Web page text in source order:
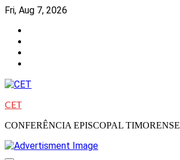
Skip
content
Fri, Aug 7, 2026
CET
CONFERÊNCIA EPISCOPAL TIMORENSE